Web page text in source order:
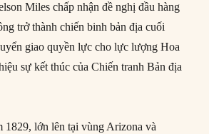
Miles chấp nhận đề nghị đầu hàng
trở thành chiến binh bản địa cuối
giao quyền lực cho lực lượng Hoa
sự kết thúc của Chiến tranh Bản địa
1829, lớn lên tại vùng Arizona và